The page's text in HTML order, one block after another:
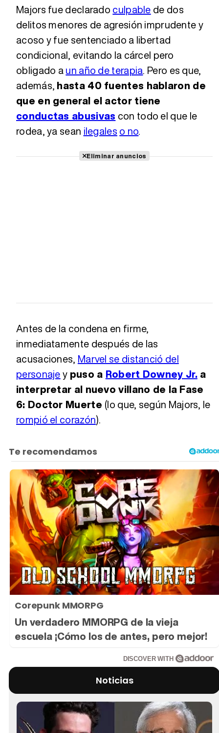
Majors fue declarado culpable de dos
delitos menores de agresión imprudente y
acoso y fue sentenciado a libertad
condicional, evitando la cárcel pero
obligado aun año de terapia. Pero es que,
además, hasta 40 fuentes hablaron de
que en general el actor tiene
conductas abusivas con todo el que le
rodea, ya sean ilegales o no.
Eliminar anuncios
Antes de la condena en firme,
inmediatamente después de las
acusaciones, Marvel se distanció del
personajey puso a Robert Downey Jr.a
interpretar al nuevo villano de la Fase
6: Doctor Muerte (lo que, según Majors, le
rompió el corazón).
Corepunk MMORPG
Un verdadero MMORPG de la vieja
escuela ¡Cómo los de antes, pero mejor!
DISCOVER WITH
Noticias